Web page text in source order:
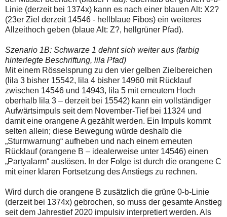
Linie (derzeit bei 1374x) kann es nach einer blauen Alt: X2?
(23er Ziel derzeit 14546 - hellblaue Fibos) ein weiteres
Allzeithoch geben (blaue Alt: Z?, hellgrüner Pfad).
Szenario 1B: Schwarze 1 dehnt sich weiter aus (farbig
hinterlegte Beschriftung, lila Pfad)
Mit einem Rösselsprung zu den vier gelben Zielbereichen
(lila 3 bisher 15542, lila 4 bisher 14960 mit Rücklauf
zwischen 14546 und 14943, lila 5 mit erneutem Hoch
oberhalb lila 3 – derzeit bei 15542) kann ein vollständiger
Aufwärtsimpuls seit dem November-Tief bei 11324 und
damit eine orangene A gezählt werden. Ein Impuls kommt
selten allein; diese Bewegung würde deshalb die
„Sturmwarnung“ aufheben und nach einem erneuten
Rücklauf (orangene B – idealerweise unter 14546) einen
„Partyalarm“ auslösen. In der Folge ist durch die orangene C
mit einer klaren Fortsetzung des Anstiegs zu rechnen.
Wird durch die orangene B zusätzlich die grüne 0-b-Linie
(derzeit bei 1374x) gebrochen, so muss der gesamte Anstieg
seit dem Jahrestief 2020 impulsiv interpretiert werden. Als